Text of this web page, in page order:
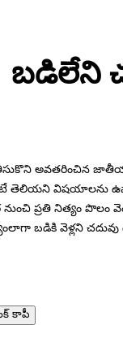
బడిలేని
అవతరించిన
తెలియని
ప్రతి నిత్యం
బడికి వెళ్లని చదువు
కాపీ